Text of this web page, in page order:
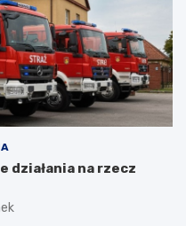
działania na rzecz